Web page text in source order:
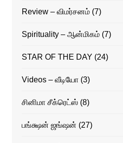
Review – விமர்சனம்(7)
Spirituality – ஆன்மிகம்(7)
STAR OF THE DAY (24)
Videos – வீடியோ(3)
சினிமா சீக்ரெட்ஸ்(8)
பங்க்ஷன் ஜங்ஷன் (27)